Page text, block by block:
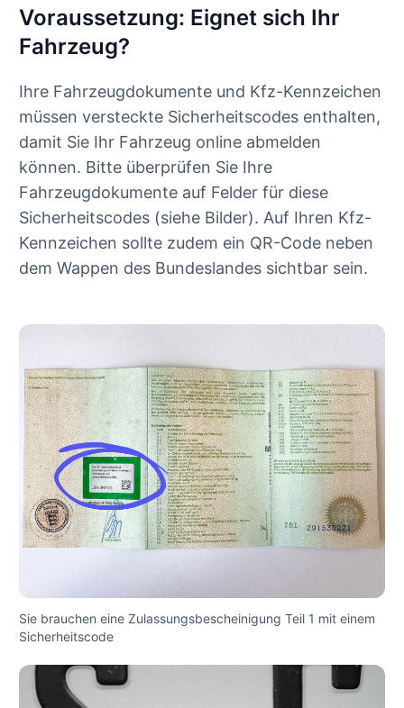
Voraussetzung: Eignet sich Ihr
Fahrzeug?
Ihre Fahrzeugdokumente und Kfz-Kennzeichen
müssen versteckte Sicherheitscodes enthalten,
damit Sie Ihr Fahrzeug online abmelden
können. Bitte überprüfen Sie Ihre
Fahrzeugdokumente auf Felder für diese
Sicherheitscodes (siehe Bilder). Auf Ihren Kfz-
Kennzeichen sollte zudem ein QR-Code neben
dem Wappen des Bundeslandes sichtbar sein.
Sie brauchen eine Zulassungsbescheinigung Teil 1 mit einem
Sicherheitscode